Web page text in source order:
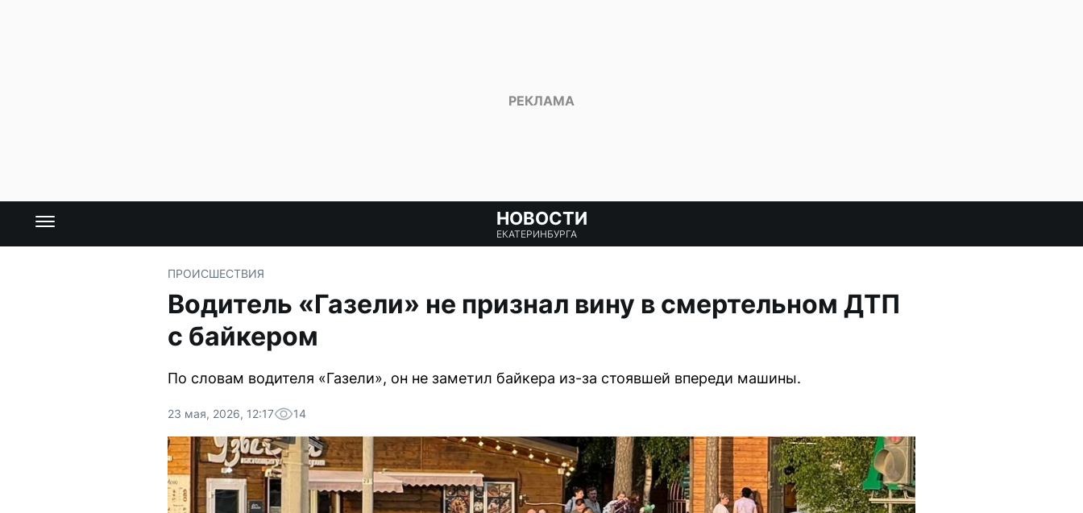
НОВОСТИ
ЕКАТЕРИНБУРГА
ПРОИСШЕСТВИЯ
Водитель «Газели» не признал вину в смертельном ДТП
с байкером
По словам водителя «Газели», он не заметил байкера из-за стоявшей впереди машины.
23 мая, 2026, 12:17 14